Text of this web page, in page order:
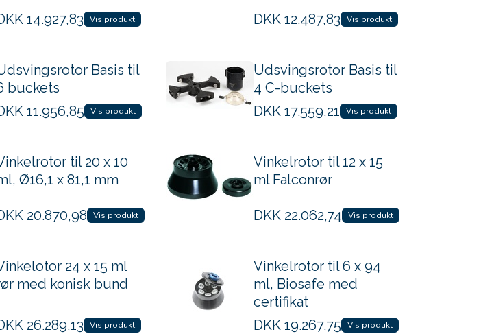
14.927,83 Vis produkt DKK 12.487,83 Vis produkt
Basis til
buckets
11.956,85 Vis produkt
Udsvingsrotor Basis til
4 C-buckets
DKK 17.559,21 Vis produkt
til 20 x 10
Ø16,1 x 81,1 mm
20.870,98 Vis produkt
Vinkelrotor til 12 x 15
ml Falconrør
DKK 22.062,74 Vis produkt
24 x 15 ml
med konisk bund
26.289,13 Vis produkt
Vinkelrotor til 6 x 94
ml, Biosafe med
certifikat
DKK 19.267,75 Vis produkt